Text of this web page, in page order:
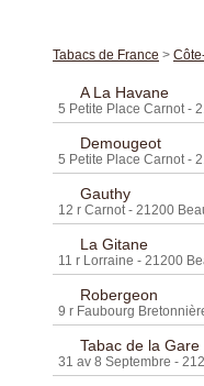
Tabacs de France >
A La Havane
5 Petite Place Carnot -
Demougeot
5 Petite Place Carnot -
Gauthy
12 r Carnot - 21200
La Gitane
11 r Lorraine - 21200
Robergeon
9 r Faubourg
Tabac de la Gare
31 av 8 Septembre -